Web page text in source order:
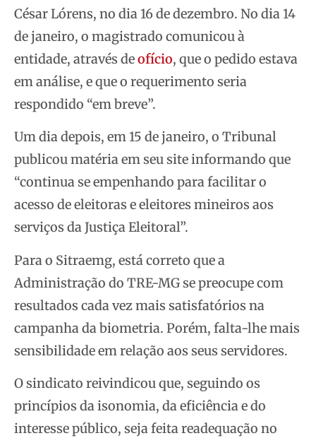
César Lórens, no dia 16 de dezembro. No dia 14
de janeiro, o magistrado comunicou à
entidade, através deofício, que o pedido estava
em análise, e que o requerimento seria
respondido “em breve”.
Um dia depois, em 15 de janeiro, o Tribunal
publicou matéria em seu site informando que
“continua se empenhando para facilitar o
acesso de eleitoras e eleitores mineiros aos
serviços da Justiça Eleitoral”.
Para o Sitraemg, está correto que a
Administração do TRE-MG se preocupe com
resultados cada vez mais satisfatórios na
campanha da biometria. Porém, falta-lhe mais
sensibilidade em relação aos seus servidores.
O sindicato reivindicou que, seguindo os
princípios da isonomia, da eficiência e do
interesse público, seja feita readequação no